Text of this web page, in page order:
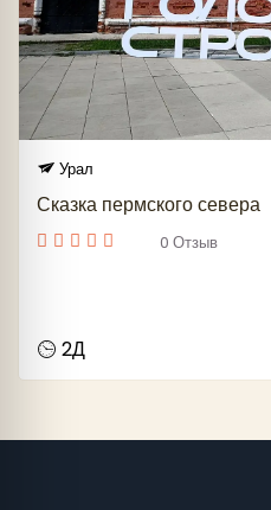
Урал
Сказка пермского севера
0 Отзыв
2Д